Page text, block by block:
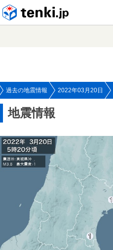
過去の地震情報 2022年03月20日
地震情報